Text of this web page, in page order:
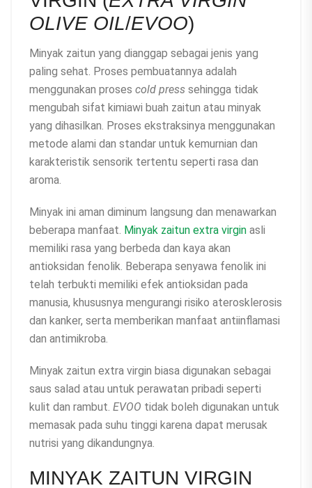
OLIVE OIL/EVOO)
Minyak zaitun yang dianggap sebagai jenis yang
paling sehat. Proses pembuatannya adalah
menggunakan proses cold press sehingga tidak
mengubah sifat kimiawi buah zaitun atau minyak
yang dihasilkan. Proses ekstraksinya menggunakan
metode alami dan standar untuk kemurnian dan
karakteristik sensorik tertentu seperti rasa dan
aroma.
Minyak ini aman diminum langsung dan menawarkan
beberapa manfaat. Minyak zaitun extra virgin asli
memiliki rasa yang berbeda dan kaya akan
antioksidan fenolik. Beberapa senyawa fenolik ini
telah terbukti memiliki efek antioksidan pada
manusia, khususnya mengurangi risiko aterosklerosis
dan kanker, serta memberikan manfaat antiinflamasi
dan antimikroba.
Minyak zaitun extra virgin biasa digunakan sebagai
saus salad atau untuk perawatan pribadi seperti
kulit dan rambut. EVOO tidak boleh digunakan untuk
memasak pada suhu tinggi karena dapat merusak
nutrisi yang dikandungnya.
MINYAK ZAITUN VIRGIN